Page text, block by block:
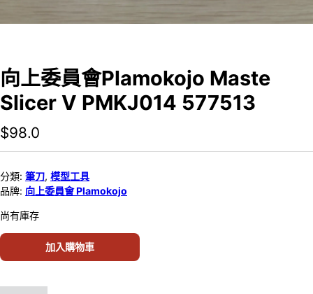
向上委員會Plamokojo Maste
Slicer V PMKJ014 577513
$98.0
分類: 筆刀, 模型工具
品牌: 向上委員會 Plamokojo
尚有庫存
加入購物車